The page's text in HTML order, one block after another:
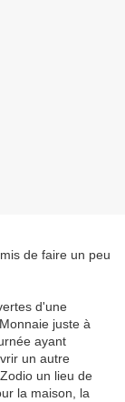
de faire un peu
d'une
juste à
ayant
un autre
un lieu de
la maison, la